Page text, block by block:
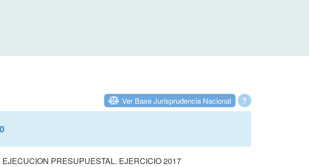
?
Ver Base Jurisprudencia Nacional
PRESUPUESTAL. EJERCICIO 2017